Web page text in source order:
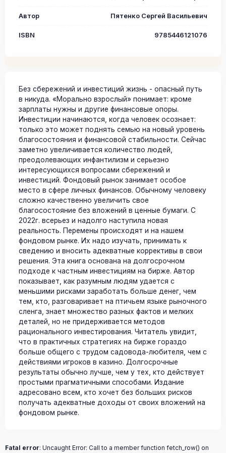
Автор Пятенко Сергей Васильевич
ISBN 9785446121076
Без сбережений и инвестиций жизнь - опасный путь
в никуда. «Морально взрослый» понимает: кроме
зарплаты нужны и другие финансовые опоры.
Инвестиции начинаются, когда человек осознает:
только это может поднять семью на новый уровень
благосостояния и финансовой стабильности. Сейчас
заметно увеличивается количество людей,
преодолевающих инфантилизм и серьезно
интересующихся вопросами сбережений и
инвестиций. Фондовый рынок занимает особое
место в сфере личных финансов. Обычному человеку
сложно качественно увеличить свое
благосостояние без вложений в ценные бумаги. С
2022г. всерьез и надолго наступила новая
реальность. Перемены происходят и на нашем
фондовом рынке. Их надо изучать, принимать к
сведению и вносить адекватные коррективы в свои
решения. Эта книга основана на долгосрочном
подходе к частным инвестициям на бирже. Автор
показывает, как разумным людям удается с
меньшими рисками заработать больше денег, чем
тем, кто, разговаривает на птичьем языке рыночного
сленга, знает множество разных фактов и мелких
деталей, но не придерживается методов
рационального инвестирования. Читатель увидит,
что в практичных стратегиях на бирже гораздо
больше общего с трудом садовода-любителя, чем с
действиями игроков в казино. Долгосрочные
результаты обычно лучше, чем у тех, кто действует
простыми прагматичными способами. Издание
адресовано всем, кто хочет без больших рисков
получать адекватные доходы от своих вложений на
фондовом рынке.
Fatal error: Uncaught Error: Call to a member function fetch_row() on